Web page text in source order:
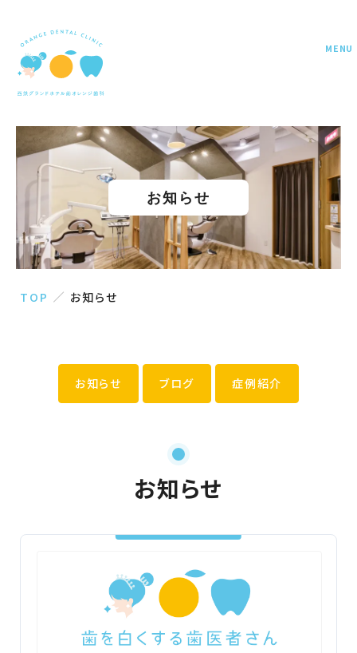
MENU
お知らせ
TOP お知らせ
お知らせ ブログ 症例紹介
お知らせ